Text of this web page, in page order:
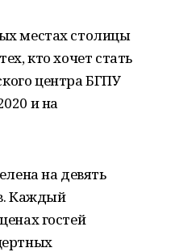
местах столицы
кто хочет стать
центра БГПУ
и на
на девять
Каждый
гостей